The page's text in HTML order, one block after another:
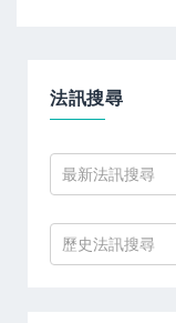
法訊搜尋